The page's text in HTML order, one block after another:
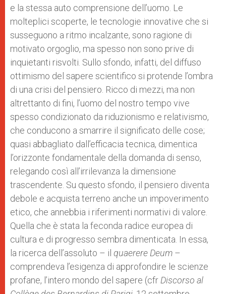
e la stessa auto comprensione dell’uomo. Le
molteplici scoperte, le tecnologie innovative che si
susseguono a ritmo incalzante, sono ragione di
motivato orgoglio, ma spesso non sono prive di
inquietanti risvolti. Sullo sfondo, infatti, del diffuso
ottimismo del sapere scientifico si protende l’ombra
di una crisi del pensiero. Ricco di mezzi, ma non
altrettanto di fini, l’uomo del nostro tempo vive
spesso condizionato da riduzionismo e relativismo,
che conducono a smarrire il significato delle cose;
quasi abbagliato dall’efficacia tecnica, dimentica
l’orizzonte fondamentale della domanda di senso,
relegando così all’irrilevanza la dimensione
trascendente. Su questo sfondo, il pensiero diventa
debole e acquista terreno anche un impoverimento
etico, che annebbia i riferimenti normativi di valore.
Quella che è stata la feconda radice europea di
cultura e di progresso sembra dimenticata. In essa,
la ricerca dell’assoluto – il quaerere Deum –
comprendeva l’esigenza di approfondire le scienze
profane, l’intero mondo del sapere (cfr Discorso al